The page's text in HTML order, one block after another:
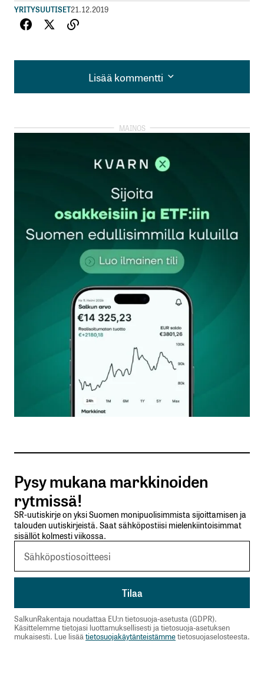
YRITYSUUTISET21.12.2019
Lisää kommentti
Lisää kommentti
kirjautua
rekisteröityä
Sähköpostiosoitettasi ei julkaista.Pakolliset
kentät on merkitty*
Kommentti*
Nimesi tai nimimerkkisi
Sähköpostiosoitteesi
Tilaa SalkunRakentajan uutiskirje
Lähetä kommentti
Pysy mukana markkinoiden
rytmissä!
SR-uutiskirje on yksi Suomen monipuolisimmista sijoittamisen ja
talouden uutiskirjeistä. Saat sähköpostiisi mielenkiintoisimmat
sisällöt kolmesti viikossa.
SalkunRakentaja noudattaa EU:n tietosuoja-asetusta (GDPR).
Käsittelemme tietojasi luottamuksellisesti ja tietosuoja-asetuksen
mukaisesti. Lue lisäätietosuojakäytänteistämmetietosuojaselosteesta.